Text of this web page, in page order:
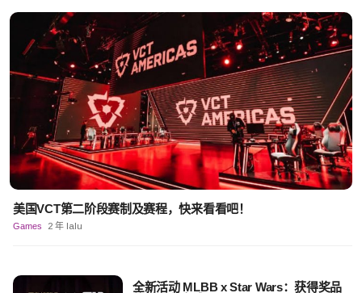
美国VCT第二阶段赛制及赛程，快来看看吧！
Games 2 年 lalu
全新活动 MLBB x Star Wars：获得奖品